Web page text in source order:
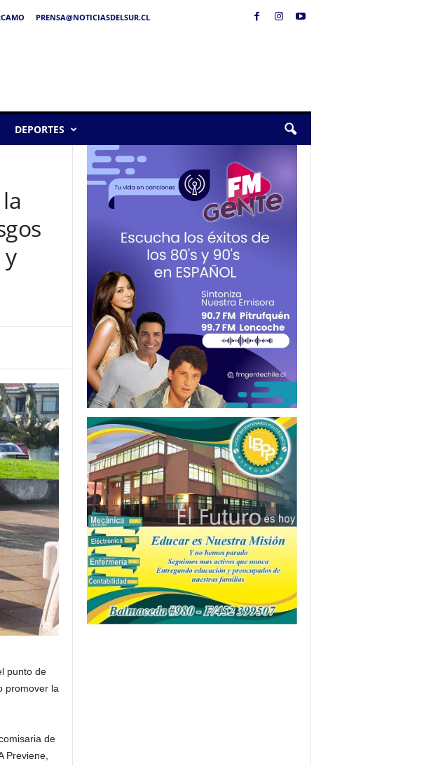
PRENSA@NOTICIASDELSUR.CL
DEPORTES
punto de
promover la
de
Previene,